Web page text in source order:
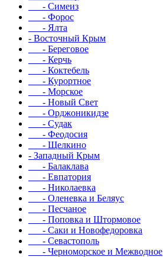
- Симеиз
- Форос
- Ялта
- Восточный Крым
- Береговое
- Керчь
- Коктебель
- Курортное
- Морское
- Новый Свет
- Орджоникидзе
- Судак
- Феодосия
- Щелкино
- Западный Крым
- Балаклава
- Евпатория
- Николаевка
- Оленевка и Беляус
- Песчаное
- Поповка и Штормовое
- Саки и Новофедоровка
- Севастополь
- Черноморское и Межводное